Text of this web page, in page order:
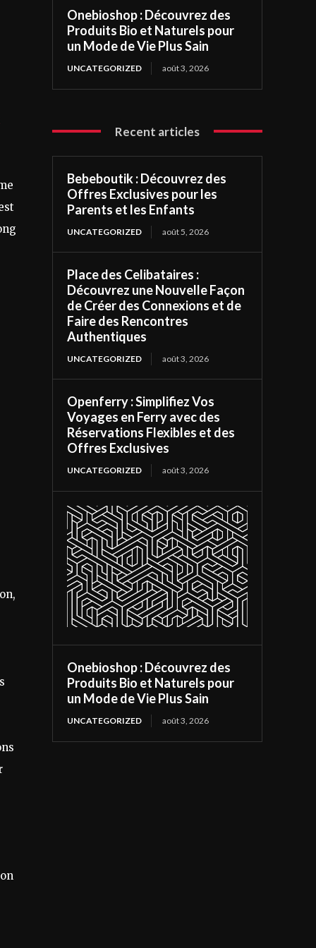
Onebioshop : Découvrez des
Produits Bio et Naturels pour
un Mode de Vie Plus Sain
UNCATEGORIZED août 3, 2026
Recent articles
Bebeboutik : Découvrez des
Offres Exclusives pour les
Parents et les Enfants
UNCATEGORIZED août 5, 2026
Place des Celibataires :
Découvrez une Nouvelle Façon
de Créer des Connexions et de
Faire des Rencontres
Authentiques
UNCATEGORIZED août 3, 2026
Openferry : Simplifiez Vos
Voyages en Ferry avec des
Réservations Flexibles et des
Offres Exclusives
UNCATEGORIZED août 3, 2026
Onebioshop : Découvrez des
Produits Bio et Naturels pour
un Mode de Vie Plus Sain
UNCATEGORIZED août 3, 2026